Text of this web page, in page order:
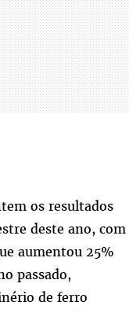
os resultados
deste ano, com
aumentou 25%
passado,
de ferro